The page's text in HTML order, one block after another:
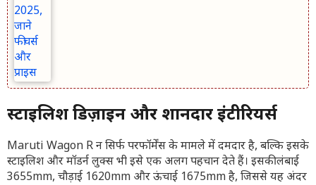
स्टाइलिश डिज़ाइन और शानदार इंटीरियर्स
Maruti Wagon R न सिर्फ परफॉर्मेंस के मामले में दमदार है, बल्कि इसके
स्टाइलिश और मॉडर्न लुक्स भी इसे एक अलग पहचान देते हैं। इसकी लंबाई
3655mm, चौड़ाई 1620mm और ऊंचाई 1675mm है, जिससे यह अंदर